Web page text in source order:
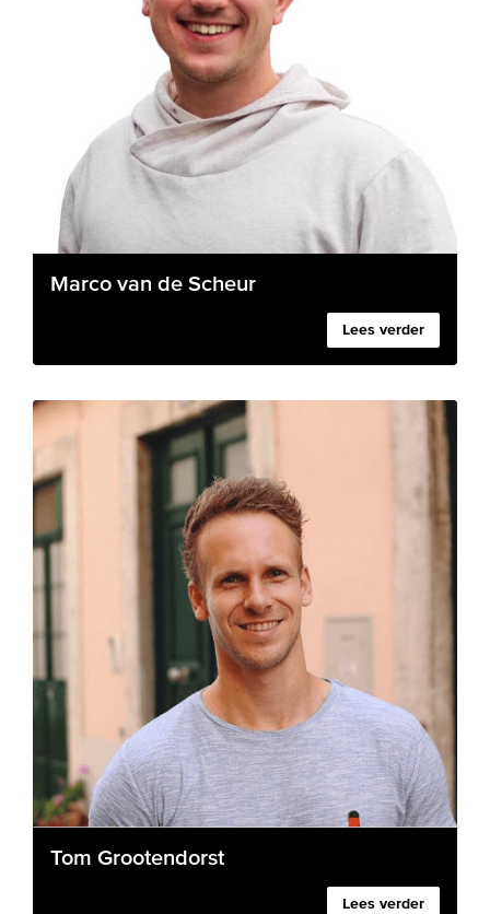
Marco van de Scheur
Lees verder
Tom Grootendorst
Lees verder